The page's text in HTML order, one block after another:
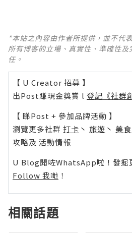
*本站之內容由作者所提供，並不代
所有博客的立場、真實性、準確性
任。
【 U Creator 招募 】
出Post賺現金獎賞 l 登記《社群
【 睇Post + 參加品牌活動 】
瀏覽更多社群 打卡 丶 旅遊 丶 美食
攻略及 活動情報
U Blog開咗WhatsApp啦！發掘
Follow 我哋 ！
相關話題